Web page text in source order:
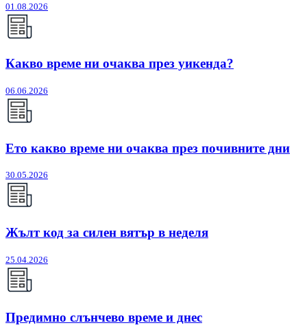
01.08.2026
Какво време ни очаква през уикенда?
06.06.2026
Ето какво време ни очаква през почивните дни
30.05.2026
Жълт код за силен вятър в неделя
25.04.2026
Предимно слънчево време и днес